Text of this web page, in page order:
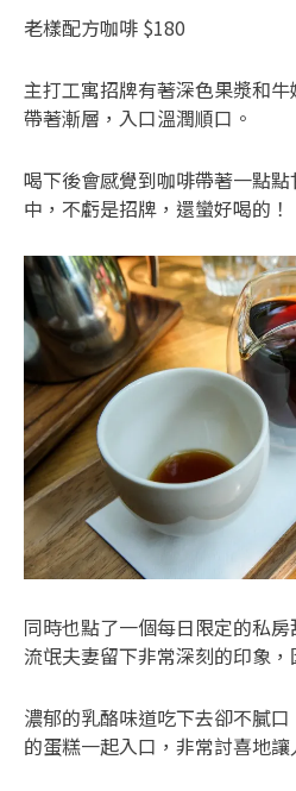
老樣配方咖啡 $180
主打工寓招牌有著深色果漿和
帶著漸層，入口溫潤順口。
喝下後會感覺到咖啡帶著一點
中，不虧是招牌，還蠻好喝的！
同時也點了一個每日限定的私
流氓夫妻留下非常深刻的印象，
濃郁的乳酪味道吃下去卻不膩
的蛋糕一起入口，非常討喜地讓